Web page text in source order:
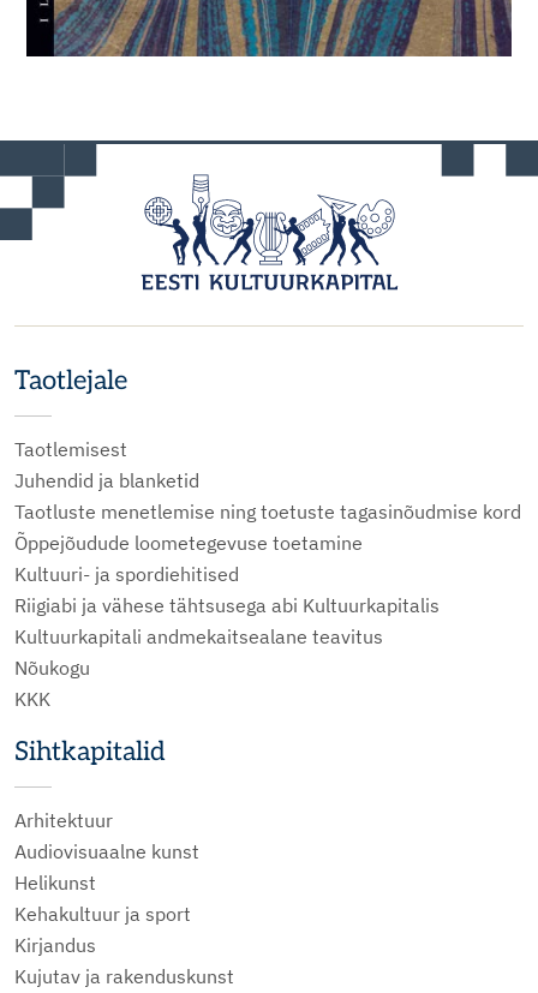
Taotlejale
Taotlemisest
Juhendid ja blanketid
Taotluste menetlemise ning toetuste tagasinõudmise kord
Õppejõudude loometegevuse toetamine
Kultuuri- ja spordiehitised
Riigiabi ja vähese tähtsusega abi Kultuurkapitalis
Kultuurkapitali andmekaitsealane teavitus
Nõukogu
KKK
Sihtkapitalid
Arhitektuur
Audiovisuaalne kunst
Helikunst
Kehakultuur ja sport
Kirjandus
Kujutav ja rakenduskunst